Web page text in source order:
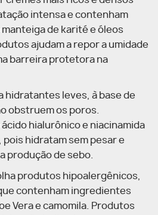
intensa e contenham
de karité e óleos
ajudam a repor a umidade
barreira protetora na
hidratantes leves, à base de
obstruem os poros.
hialurônico e niacinamida
pois hidratam sem pesar e
produção de sebo.
produtos hipoalergênicos,
contenham ingredientes
Vera e camomila. Produtos